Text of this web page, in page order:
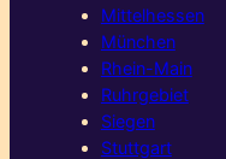
Mittelhessen
München
Rhein-Main
Ruhrgebiet
Siegen
Stuttgart